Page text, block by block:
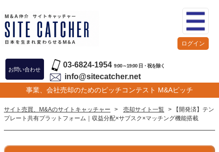
お問い合わせ
03-6824-1954 9:00～19:00 日・祝を除く
info@sitecatcher.net
事業、会社売却のためのピッチコンテスト M&Aピッチ
ログイン
サイト売買、M&Aのサイトキャッチャー > 売却サイト一覧 > 【開発済】テン
プレート共有プラットフォーム｜収益分配×サブスク×マッチング機能搭載